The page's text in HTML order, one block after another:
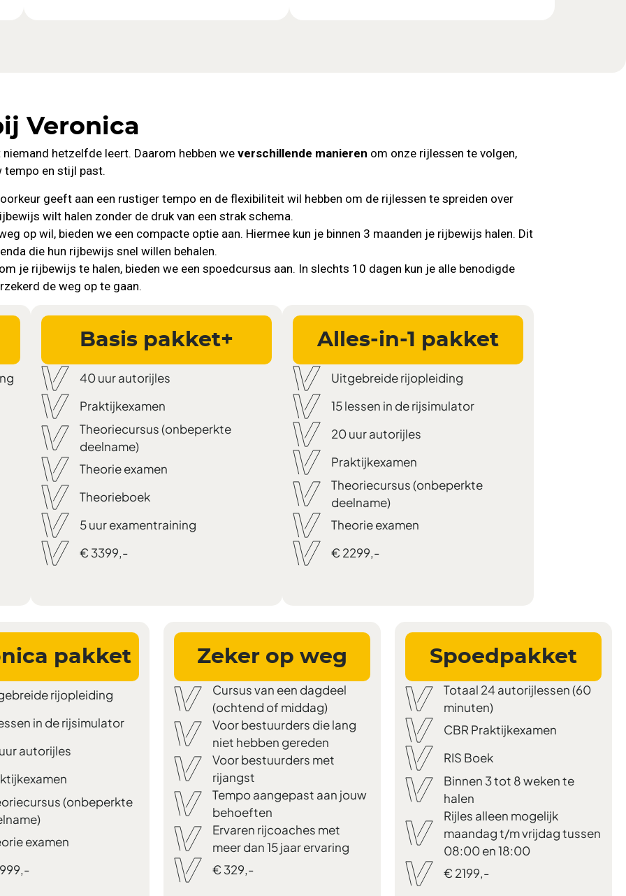
Veronica
hetzelfde leert. Daarom hebben we verschillende manieren om onze rijlessen te volgen,
tempo en stijl past.
geeft aan een rustiger tempo en de flexibiliteit wil hebben om de rijlessen te spreiden over
wilt halen zonder de druk van een strak schema.
op wil, bieden we een compacte optie aan. Hiermee kun je binnen 3 maanden je rijbewijs halen. Dit
die hun rijbewijs snel willen behalen.
je rijbewijs te halen, bieden we een spoedcursus aan. In slechts 10 dagen kun je alle benodigde
de weg op te gaan.
Basis pakket+
40 uur autorijles
Praktijkexamen
Theoriecursus (onbeperkte
deelname)
Theorie examen
Theorieboek
5 uur examentraining
€ 3399,-
Alles-in-1 pakket
Uitgebreide rijopleiding
15 lessen in de rijsimulator
20 uur autorijles
Praktijkexamen
Theoriecursus (onbeperkte
deelname)
Theorie examen
€ 2299,-
pakket
rijopleiding
in de rijsimulator
autorijles
(onbeperkte
examen
Zeker op weg
Cursus van een dagdeel
(ochtend of middag)
Voor bestuurders die lang
niet hebben gereden
Voor bestuurders met
rijangst
Tempo aangepast aan jouw
behoeften
Ervaren rijcoaches met
meer dan 15 jaar ervaring
€ 329,-
Spoedpakket
Totaal 24 autorijlessen (60
minuten)
CBR Praktijkexamen
RIS Boek
Binnen 3 tot 8 weken te
halen
Rijles alleen mogelijk
maandag t/m vrijdag tussen
08:00 en 18:00
€ 2199,-